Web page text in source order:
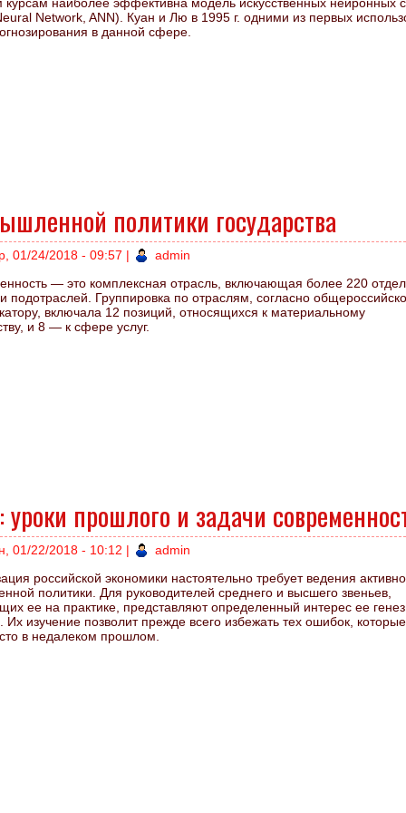
Network, ANN). Куан и Лю в 1995 г. одними из первых
в данной сфере.
политики государства
01/24/2018 - 09:57 |
admin
— это комплексная отрасль, включающая более 220
подотраслей. Группировка по отраслям, согласно
включала 12 позиций, относящихся к материальному
и 8 — к сфере услуг.
прошлого и задачи
01/22/2018 - 10:12 |
admin
российской экономики настоятельно требует ведения
политики. Для руководителей среднего и высшего звеньев,
ее на практике, представляют определенный интерес ее
Их изучение позволит прежде всего избежать тех ошибок, которые
в недалеком прошлом.